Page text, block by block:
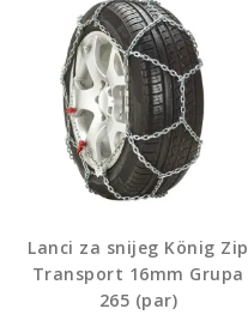
Lanci za snijeg König Zip
Transport 16mm Grupa
265 (par)